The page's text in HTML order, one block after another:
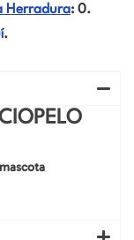
Herradura: 0.
.